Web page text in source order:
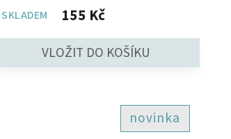
SKLADEM
155 Kč
novinka